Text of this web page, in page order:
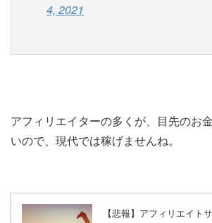
4, 2021
アフィリエイターの多くが、目先のお
いので、現代では稼げませんね。
【悲報】アフィリエイト